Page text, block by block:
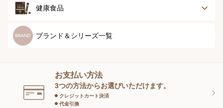
イツ
メンズソックス
スキンケア
スペシャルケア
スキンケアグッズ
健康食品
健康食品
ブランド＆シリーズ一覧
お支払い方法
3つの方法からお選びいただけます。
クレジットカート決済
代金引換